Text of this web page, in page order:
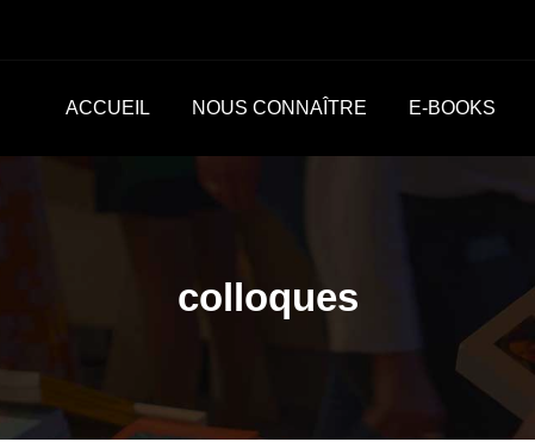
ACCUEIL NOUS CONNAÎTRE E-BOOKS
colloques